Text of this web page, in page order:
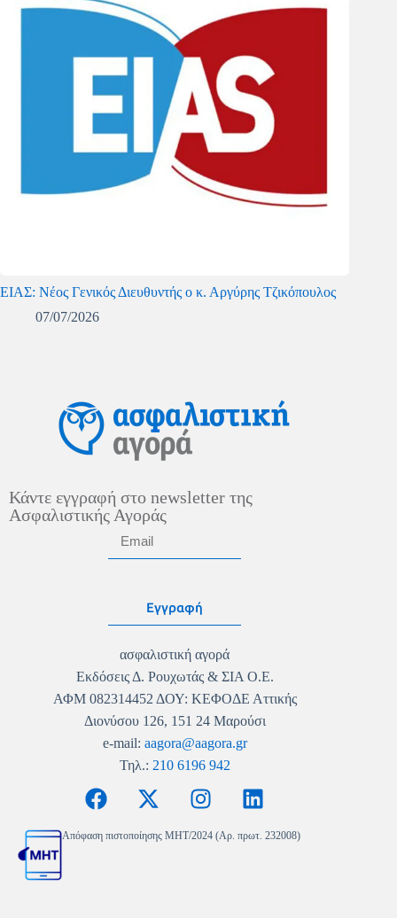
ΕΙΑΣ: Νέος Γενικός Διευθυντής ο κ. Αργύρης Τζικόπουλος
07/07/2026
Κάντε εγγραφή στο newsletter της
Ασφαλιστικής Αγοράς
Εγγραφή
ασφαλιστική αγορά
Εκδόσεις Δ. Ρουχωτάς & ΣΙΑ Ο.Ε.
ΑΦΜ 082314452 ΔΟΥ: ΚΕΦΟΔΕ Αττικής
Διονύσου 126, 151 24 Μαρούσι
e-mail: aagora@aagora.gr
Τηλ.: 210 6196 942
Απόφαση πιστοποίησης MHT/2024 (Αρ. πρωτ. 232008)